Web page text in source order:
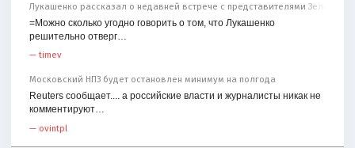
Лукашенко рассказал о недавней встрече с представителями
=Можно сколько угодно говорить о том, что Лукашенко
решительно отверг…
—timev
Московский НПЗ будет остановлен минимум на полгода
Reuters сообщает.... а российские власти и журналисты никак не
комментируют…
— ovintpl